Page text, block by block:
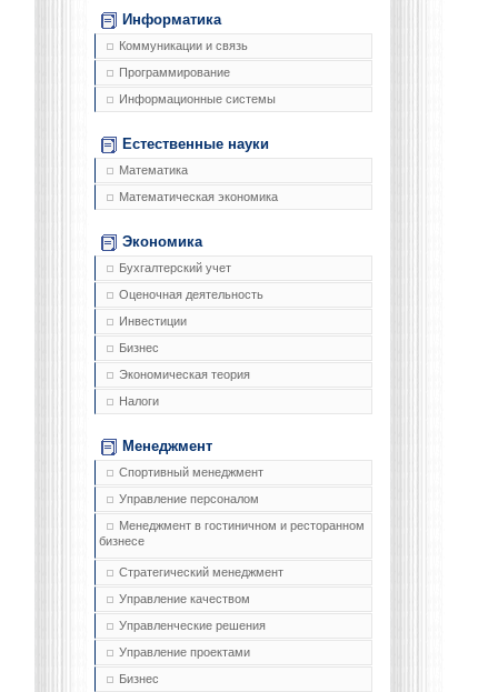
Информатика
Коммуникации и связь
Программирование
Информационные системы
Естественные науки
Математика
Математическая экономика
Экономика
Бухгалтерский учет
Оценочная деятельность
Инвестиции
Бизнес
Экономическая теория
Налоги
Менеджмент
Спортивный менеджмент
Управление персоналом
Менеджмент в гостиничном и ресторанном
бизнесе
Стратегический менеджмент
Управление качеством
Управленческие решения
Управление проектами
Бизнес